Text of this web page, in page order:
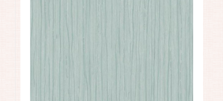
США